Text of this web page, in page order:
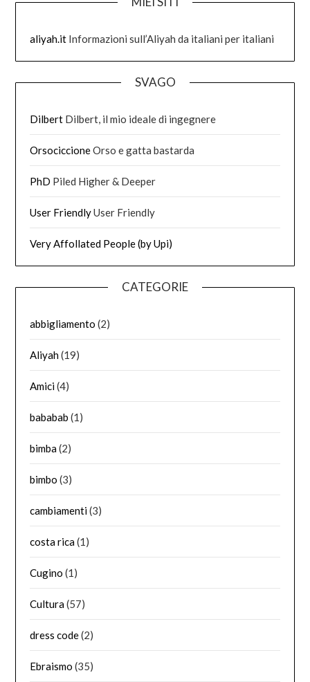
aliyah.it Informazioni sull’Aliyah da italiani per italiani
SVAGO
Dilbert Dilbert, il mio ideale di ingegnere
OrsociccioneOrso e gatta bastarda
PhD Piled Higher & Deeper
User FriendlyUser Friendly
Very Affollated People (by Upi)
CATEGORIE
abbigliamento (2)
Aliyah(19)
Amici(4)
bababab (1)
bimba(2)
bimbo (3)
cambiamenti(3)
costa rica(1)
Cugino (1)
Cultura(57)
dress code(2)
Ebraismo (35)